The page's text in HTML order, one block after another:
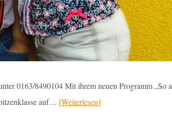
0163/8490104 Mit ihrem neuen Programm „So a
auf… Weiterlesen